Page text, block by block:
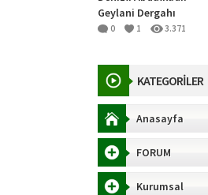
Geylani Dergahı
0 1 3.371
KATEGORİLER
Anasayfa
FORUM
Kurumsal